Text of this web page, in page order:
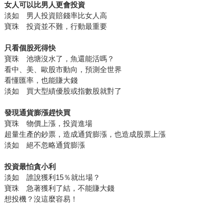
女人可以比男人更會投資
淡如 男人投資賠錢率比女人高
寶珠 投資並不難，行動最重要
只看個股死得快
寶珠 池塘沒水了，魚還能活嗎？
看中、美、歐股市動向，預測全世界
看懂匯率，也能賺大錢
淡如 買大型績優股或指數股就對了
發現通貨膨漲趕快買
寶珠 物價上漲，投資進場
超量生產的鈔票，造成通貨膨漲，也造成股票上漲
淡如 絕不忽略通貨膨漲
投資最怕貪小利
淡如 誰說獲利15％就出場？
寶珠 急著獲利了結，不能賺大錢
想投機？沒這麼容易！